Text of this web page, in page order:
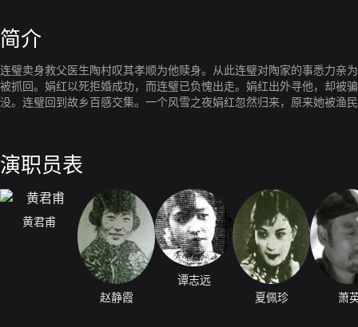
简介
连璧卖身救父医生陶村叹其孝顺为他赎身。从此连璧对陶家的事悉力亲
被抓回。娟红以死拒婚成功，而连璧已负愧出走。娟红出外寻他，却被
没。连璧回到故乡百感交集。一个风雪之夜娟红忽然归来，原来她被渔
演职员表
黄君甫
赵静霞
谭志远
夏佩珍
萧